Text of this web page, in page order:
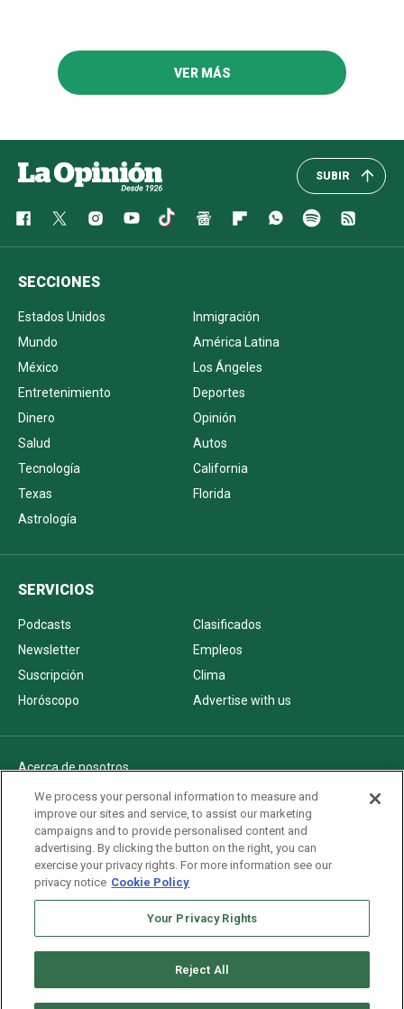
VER MÁS
SUBIR
SECCIONES
Estados Unidos
Inmigración
Mundo
América Latina
México
Los Ángeles
Entretenimiento
Deportes
Dinero
Opinión
Salud
Autos
Tecnología
California
Texas
Florida
Astrología
SERVICIOS
Podcasts
Clasificados
Newsletter
Empleos
Suscripción
Clima
Horóscopo
Advertise with us
Acerca de nosotros
Politica de privacidad
Pautas Editoriales
AdChoices
Advertise with us
Newsletters
We process your personal information to measure and
improve our sites and service, to assist our marketing
campaigns and to provide personalised content and
advertising. By clicking the button on the right, you can
exercise your privacy rights. For more information see our
privacy notice Cookie Policy
Your Privacy Rights
Reject All